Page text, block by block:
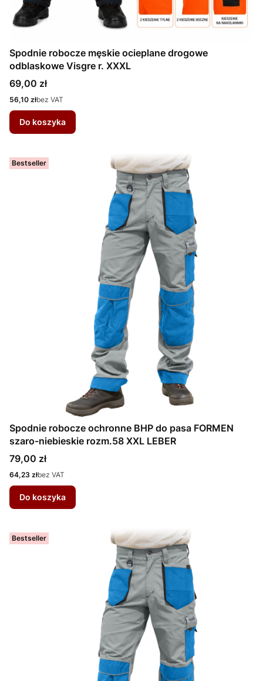
Spodnie robocze męskie ocieplane drogowe
odblaskowe Visgre r. XXXL
Cena
69,00 zł
Cena
56,10 złbez VAT
Do koszyka
Bestseller
Spodnie robocze ochronne BHP do pasa FORMEN
szaro-niebieskie rozm.58 XXL LEBER
Cena
79,00 zł
Cena
64,23 złbez VAT
Do koszyka
Bestseller